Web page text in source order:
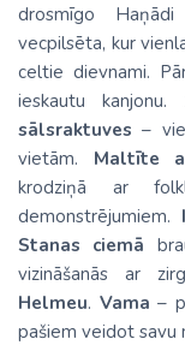
drosmīgo
vecpilsēta, kur
celtie dievnami.
ieskautu
sālsraktuves –
vietām. Maltīte
krodziņā ar
demonstrējumiem.
Stanas ciemā
vizināšanās ar
Helmeu. Vama –
pašiem veidot savu